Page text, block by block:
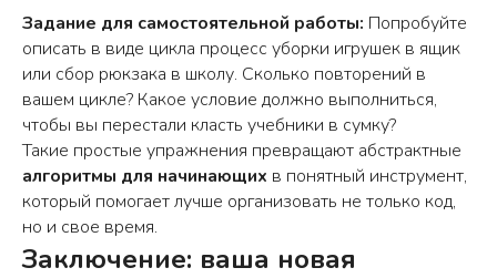
Задание для самостоятельной работы: Попробуйте
описать в виде цикла процесс уборки игрушек в ящик
или сбор рюкзака в школу. Сколько повторений в
вашем цикле? Какое условие должно выполниться,
чтобы вы перестали класть учебники в сумку?
Такие простые упражнения превращают абстрактные
алгоритмы для начинающих в понятный инструмент,
который помогает лучше организовать не только код,
но и свое время.
Заключение: ваша новая
Политика конфиденциальности
Договор оферты
© 2020 -2026Школа программирования
для детей шКОДишь